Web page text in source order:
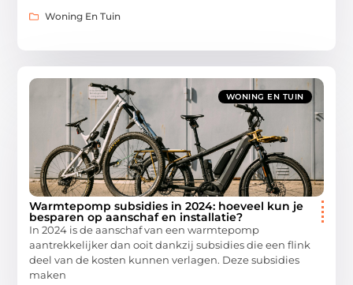
Woning En Tuin
WONING EN TUIN
Warmtepomp subsidies in 2024: hoeveel kun je
besparen op aanschaf en installatie?
In 2024 is de aanschaf van een warmtepomp
aantrekkelijker dan ooit dankzij subsidies die een flink
deel van de kosten kunnen verlagen. Deze subsidies
maken